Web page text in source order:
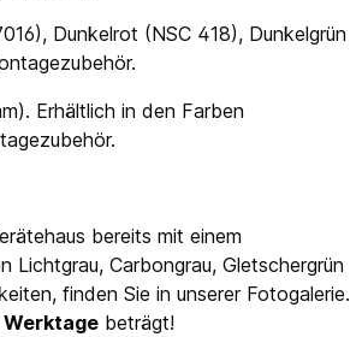
Dunkelrot (NSC 418), Dunkelgrün
Erhältlich in den Farben
bereits mit einem
Carbongrau, Gletschergrün
finden Sie in unserer Fotogalerie.
Werktage beträgt!